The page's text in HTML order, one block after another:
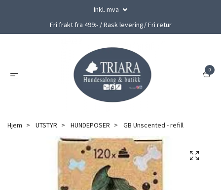
Inkl. mva
Fri frakt fra 499:- / Rask levering/ Fri retur
0
Hjem UTSTYR HUNDEPOSER GB Unscented - refill